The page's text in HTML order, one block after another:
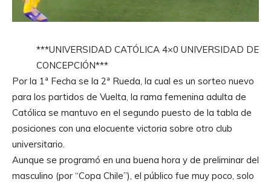
***UNIVERSIDAD CATÓLICA 4×0 UNIVERSIDAD DE
CONCEPCIÓN***
Por la 1ª Fecha se la 2ª Rueda, la cual es un sorteo nuevo
para los partidos de Vuelta, la rama femenina adulta de
Católica se mantuvo en el segundo puesto de la tabla de
posiciones con una elocuente victoria sobre otro club
universitario.
Aunque se programó en una buena hora y de preliminar del
masculino (por “Copa Chile”), el público fue muy poco, solo